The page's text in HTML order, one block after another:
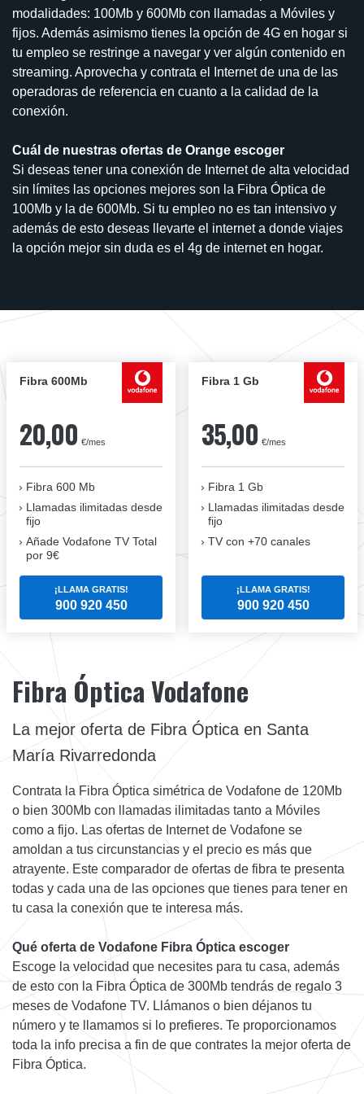
modalidades: 100Mb y 600Mb con llamadas a Móviles y
fijos. Además asimismo tienes la opción de 4G en hogar si
tu empleo se restringe a navegar y ver algún contenido en
streaming. Aprovecha y contrata el Internet de una de las
operadoras de referencia en cuanto a la calidad de la
conexión.
Cuál de nuestras ofertas de Orange escoger
Si deseas tener una conexión de Internet de alta velocidad
sin límites las opciones mejores son la Fibra Óptica de
100Mb y la de 600Mb. Si tu empleo no es tan intensivo y
además de esto deseas llevarte el internet a donde viajes
la opción mejor sin duda es el 4g de internet en hogar.
Fibra 600Mb
20,00 €/mes
Fibra 600 Mb
Llamadas ilimitadas desde
fijo
Añade Vodafone TV Total
por 9€
¡LLAMA GRATIS!
900 920 450
Fibra 1 Gb
35,00 €/mes
Fibra 1 Gb
Llamadas ilimitadas desde
fijo
TV con +70 canales
¡LLAMA GRATIS!
900 920 450
Fibra Óptica Vodafone
La mejor oferta de Fibra Óptica en Santa
María Rivarredonda
Contrata la Fibra Óptica simétrica de Vodafone de 120Mb
o bien 300Mb con llamadas ilimitadas tanto a Móviles
como a fijo. Las ofertas de Internet de Vodafone se
amoldan a tus circunstancias y el precio es más que
atrayente. Este comparador de ofertas de fibra te presenta
todas y cada una de las opciones que tienes para tener en
tu casa la conexión que te interesa más.
Qué oferta de Vodafone Fibra Óptica escoger
Escoge la velocidad que necesites para tu casa, además
de esto con la Fibra Óptica de 300Mb tendrás de regalo 3
meses de Vodafone TV. Llámanos o bien déjanos tu
número y te llamamos si lo prefieres. Te proporcionamos
toda la info precisa a fin de que contrates la mejor oferta de
Fibra Óptica.